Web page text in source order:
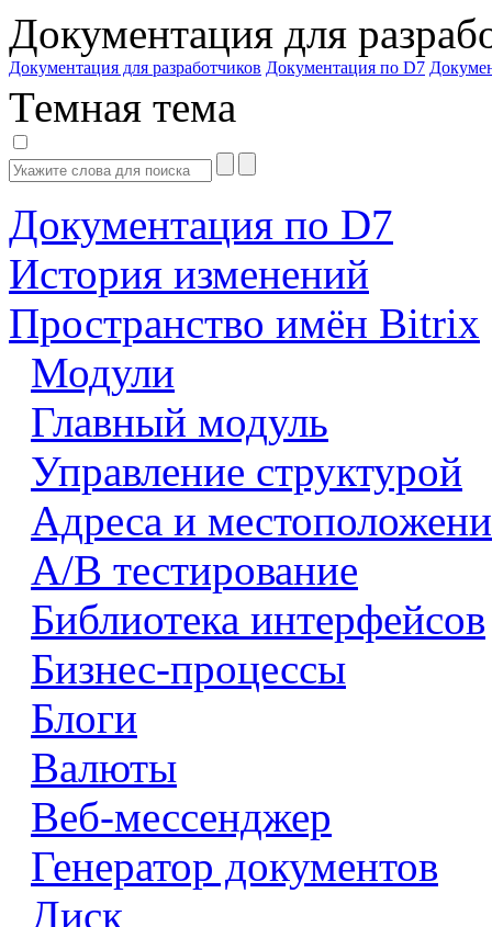
Документация для
Документация для разработчиков Документация по D7
Темная тема
Документация по D7
История изменений
Пространство имён Bitrix
Модули
Главный модуль
Управление структурой
Адреса и
А/В тестирование
Библиотека интерфейсов
Бизнес-процессы
Блоги
Валюты
Веб-мессенджер
Генератор документов
Диск